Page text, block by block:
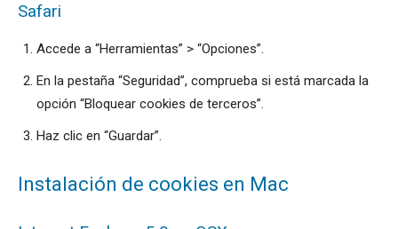
Safari
Accede a “Herramientas” > “Opciones”.
En la pestaña “Seguridad”, comprueba si está marcada la
opción “Bloquear cookies de terceros”.
Haz clic en “Guardar”.
Instalación de cookies en Mac